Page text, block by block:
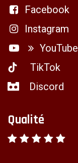
Facebook
Instagram
YouTube
TikTok
Discord
Qualité